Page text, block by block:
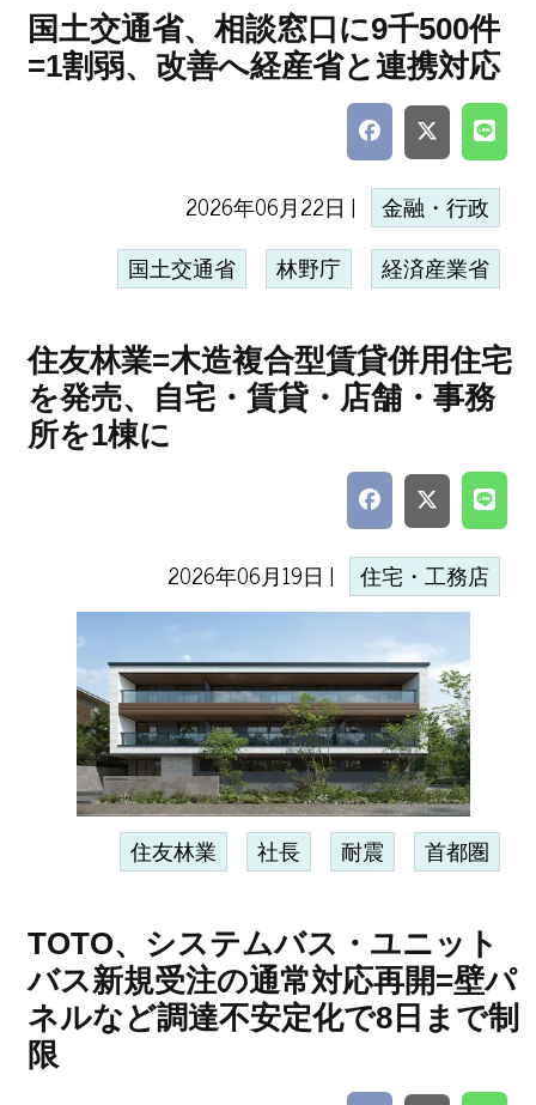
国土交通省、相談窓口に9千500件
=1割弱、改善へ経産省と連携対応
2026年06月22日 | 金融・行政
国土交通省 林野庁 経済産業省
住友林業=木造複合型賃貸併用住宅
を発売、自宅・賃貸・店舗・事務
所を1棟に
2026年06月19日 | 住宅・工務店
住友林業 社長 耐震 首都圏
TOTO、システムバス・ユニット
バス新規受注の通常対応再開=壁パ
ネルなど調達不安定化で8日まで制
限